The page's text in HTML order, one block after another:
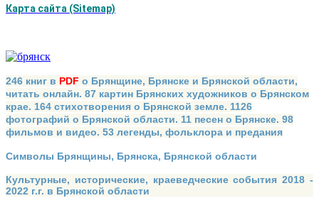
Карта сайта (Sitemap)
246 книг в PDF о Брянщине, Брянске и Брянской области,
читать онлайн. 87 картин Брянских художников о Брянском
крае. 164 стихотворения о Брянской земле. 1126
фотографий о Брянской области. 11 песен о Брянске. 98
фильмов и видео. 53 легенды, фольклора и предания
Символы Брянщины, Брянска, Брянской области
Культурные, исторические, краеведческие события 2018 -
2022 г.г. в Брянской области